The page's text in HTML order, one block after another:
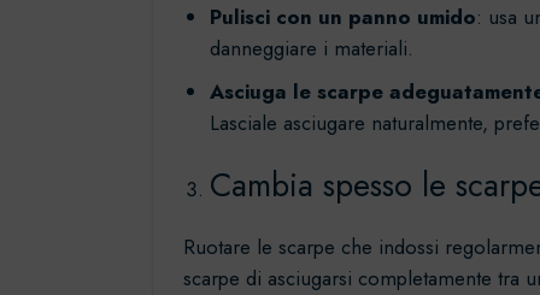
Pulisci con un panno umido: usa
danneggiare i materiali.
Asciuga le scarpe
Lasciale asciugare naturalmente,
Cambia spesso le
Ruotare le scarpe che indossi
scarpe di asciugarsi completamente tra